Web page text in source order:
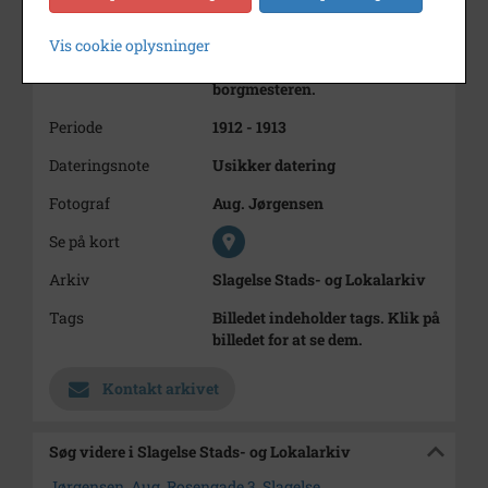
borgmesteren.
Periode
1912 - 1913
Dateringsnote
Usikker datering
Fotograf
Aug. Jørgensen
Se på kort
Arkiv
Slagelse Stads- og Lokalarkiv
Tags
Billedet indeholder tags. Klik på
billedet for at se dem.
Kontakt arkivet
Søg videre i Slagelse Stads- og Lokalarkiv
Vis cookie oplysninger